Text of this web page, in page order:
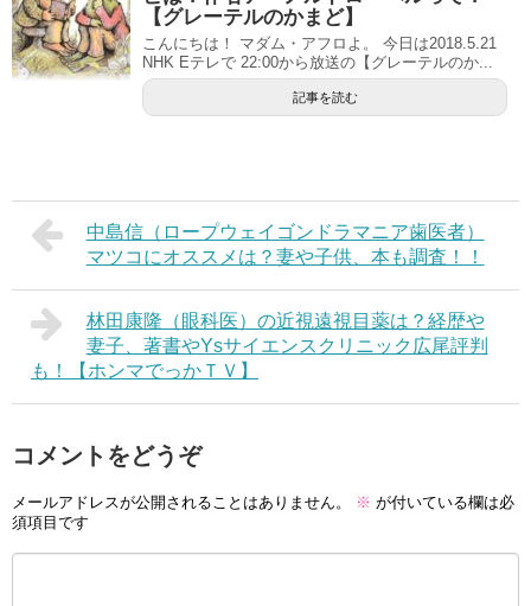
【グレーテルのかまど】
こんにちは！ マダム・アフロよ。 今日は2018.5.21
NHK Eテレで 22:00から放送の【グレーテルのか...
記事を読む
中島信（ロープウェイゴンドラマニア歯医者）
マツコにオススメは？妻や子供、本も調査！！
林田康隆（眼科医）の近視遠視目薬は？経歴や
妻子、著書やYsサイエンスクリニック広尾評判
も！【ホンマでっかＴＶ】
コメントをどうぞ
メールアドレスが公開されることはありません。 ※ が付いている欄は必
須項目です